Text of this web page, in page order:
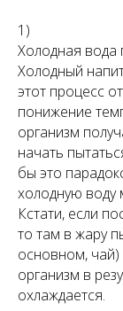
1)
Холодная вода
Холодный
этот процесс
понижение
организм
начать
бы это
холодную воду
Кстати, если
то там в жару
основном, чай)
организм в
охлаждается.